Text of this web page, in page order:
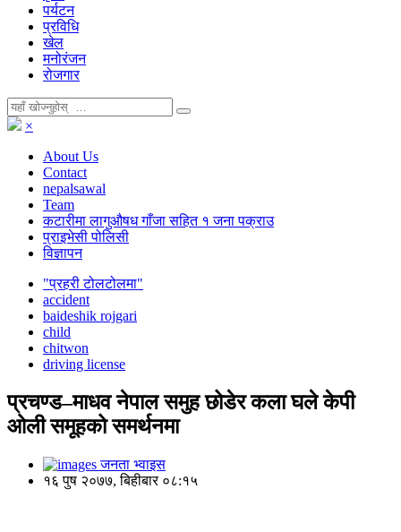
पर्यटन
प्रविधि
खेल
मनोरंजन
रोजगार
×
About Us
Contact
nepalsawal
Team
कटारीमा लागुऔषध गाँजा सहित १ जना पक्राउ
प्राइभेसी पोलिसी
विज्ञापन
"प्रहरी टोलटोलमा"
accident
baideshik rojgari
child
chitwon
driving license
प्रचण्ड‒माधव नेपाल समुह छोडेर कला घले केपी
ओली समूहको समर्थनमा
जनता भ्वाइस
१६ पुष २०७७, बिहीबार ०८:१५